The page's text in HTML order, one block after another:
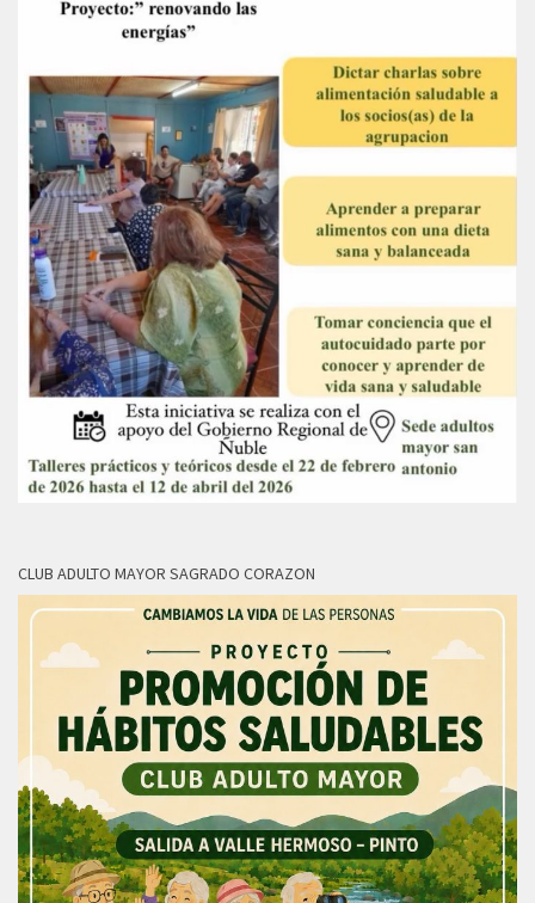
CLUB ADULTO MAYOR SAGRADO CORAZON